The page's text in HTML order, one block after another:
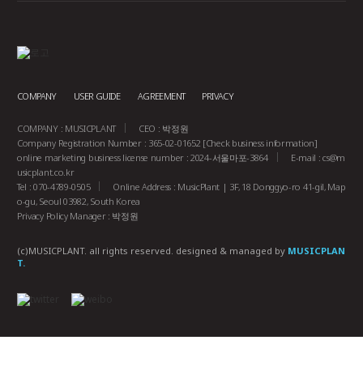
COMPANY USER GUIDE AGREEMENT PRIVACY
COMPANY : MUSICPLANT
CEO : 박정원
Company Registration Number : 365-02-01652 [Check business information]
online marketing business license number : 2024-서울마포-3864
E-mail :cs@m
usicplant.co.kr
Tel : 070-4789-0505
Online Address : MusicPlant | 3F, 18 Donggyo-ro 41-gil, Map
o-gu, Seoul 03982, South Korea
Privacy Policy Manager : 박정원
(c)MUSICPLANT. all rights reserved. designed & managed by MUSICPLAN
T.